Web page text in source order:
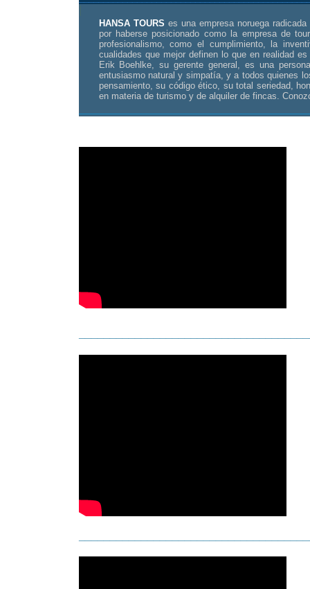
HANSA TOURS es una empresa noruega
por haberse posicionado como la empresa de
profesionalismo, como el cumplimiento, la
cualidades que mejor definen lo que en realidad
Erik Boehlke, su gerente general, es una
entusiasmo natural y simpatía, y a todos quienes
pensamiento, su código ético, su total seriedad,
en materia de turismo y de alquiler de fincas.